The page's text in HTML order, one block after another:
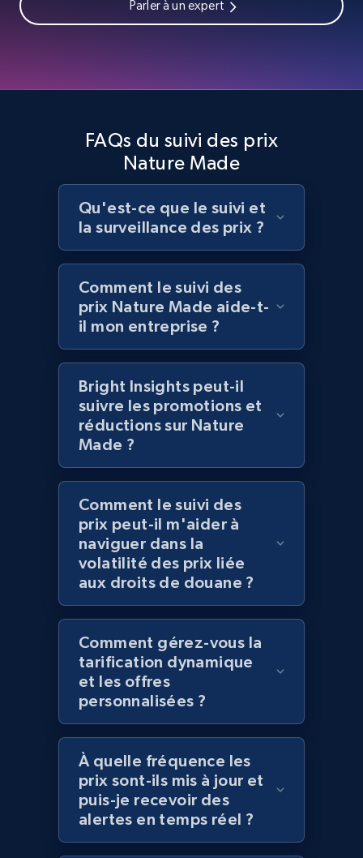
specified UPC
Sku, Product id, Product name, Manufacturer,
and more.
Home Depot US - Discovery products by
specific category URL
URL, Domain, Country code, Model number,
Sku, Product id, Product name, Manufacturer,
and more.
355+
Title, Seller name, Brand, Description, Initial
price, Currency, Availability, Reviews count, and
2.1K+ 375+ Commencer
Amazon products global dataset - Collects
products by specific category URL
Title, Seller name, Brand, Description, Initial
price, Currency, Availability, Reviews count, and
more.
2.1K+ 375+ Commencer
Parler à un expert
FAQs du suivi des prix
Nature Made
Qu'est-ce que le suivi et
la surveillance des prix ?
Comment le suivi des
prix Nature Made aide-t-
il mon entreprise ?
Bright Insights peut-il
suivre les promotions et
réductions sur Nature
Made ?
Comment le suivi des
prix peut-il m'aider à
naviguer dans la
volatilité des prix liée
aux droits de douane ?
Comment gérez-vous la
tarification dynamique
et les offres
personnalisées ?
À quelle fréquence les
prix sont-ils mis à jour et
puis-je recevoir des
alertes en temps réel ?